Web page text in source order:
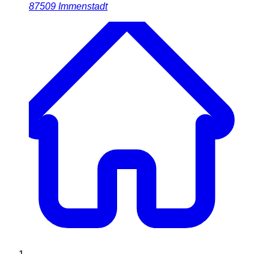
87509 Immenstadt